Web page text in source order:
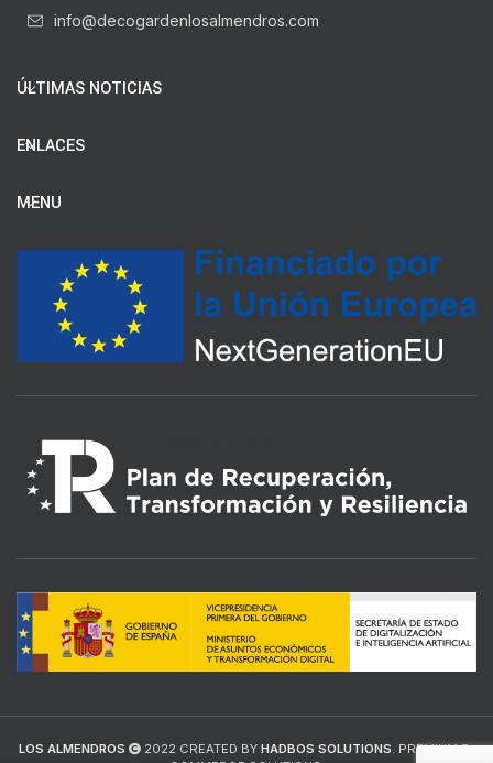
info@decogardenlosalmendros.com
ÚLTIMAS NOTICIAS
ENLACES
MENU
LOS ALMENDROS 2022 CREATED BY HADBOS SOLUTIONS. PREMIUM E-